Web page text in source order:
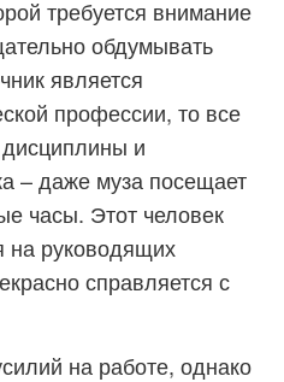
требуется внимание
обдумывать
является
профессии, то все
и
– даже муза посещает
часы. Этот человек
на руководящих
справляется с
на работе, однако